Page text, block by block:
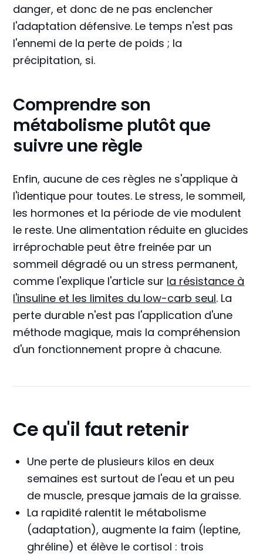
danger, et donc de ne pas enclencher
l'adaptation défensive. Le temps n'est pas
l'ennemi de la perte de poids ; la
précipitation, si.
Comprendre son
métabolisme plutôt que
suivre une règle
Enfin, aucune de ces règles ne s'applique à
l'identique pour toutes. Le stress, le sommeil,
les hormones et la période de vie modulent
le reste. Une alimentation réduite en glucides
irréprochable peut être freinée par un
sommeil dégradé ou un stress permanent,
comme l'explique l'article sur la résistance à
l'insuline et les limites du low-carb seul. La
perte durable n'est pas l'application d'une
méthode magique, mais la compréhension
d'un fonctionnement propre à chacune.
Ce qu'il faut retenir
Une perte de plusieurs kilos en deux
semaines est surtout de l'eau et un peu
de muscle, presque jamais de la graisse.
La rapidité ralentit le métabolisme
(adaptation), augmente la faim (leptine,
ghréline) et élève le cortisol : trois